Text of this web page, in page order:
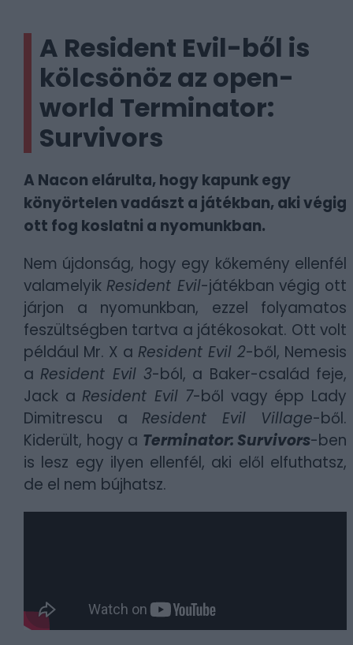
A Resident Evil-ből is
kölcsönöz az open-
world Terminator:
Survivors
A Nacon elárulta, hogy kapunk egy
könyörtelen vadászt a játékban, aki végig
ott fog koslatni a nyomunkban.
Nem újdonság, hogy egy kőkemény ellenfél
valamelyikResident Evil-játékban végig ott
járjon a nyomunkban, ezzel folyamatos
feszültségben tartva a játékosokat. Ott volt
például Mr. X a Resident Evil 2-ből, Nemesis
aResident Evil 3-ból, a Baker-család feje,
Jack aResident Evil 7-ből vagy épp Lady
Dimitrescu a Resident Evil Village-ből.
Kiderült, hogy a Terminator: Survivors-ben
is lesz egy ilyen ellenfél, aki elől elfuthatsz,
de el nem bújhatsz.